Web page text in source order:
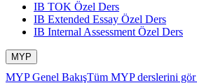
IB TOK Özel Ders
IB Extended Essay Özel Ders
IB Internal Assessment Özel Ders
MYP
MYP Genel BakışTüm MYP derslerini gör